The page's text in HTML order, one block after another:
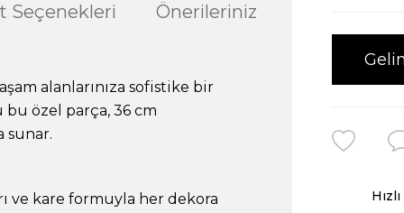
Seçenekleri Önerileriniz
alanlarınıza sofistike bir
bu özel parça, 36 cm
sunar.
ve kare formuyla her dekora